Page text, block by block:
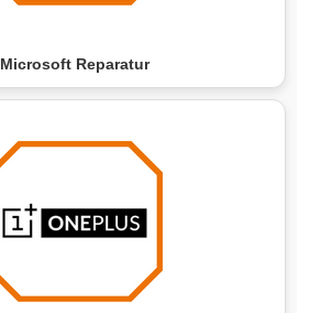
Microsoft Reparatur